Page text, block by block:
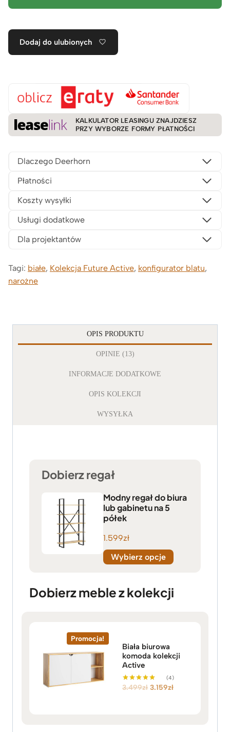
Dodaj do ulubionych
KALKULATOR LEASINGU ZNAJDZIESZ
PRZY WYBORZE FORMY PŁATNOŚCI
Dlaczego Deerhorn
Płatności
Koszty wysyłki
Usługi dodatkowe
Dla projektantów
Tagi: białe, Kolekcja Future Active, konfigurator blatu,
narożne
OPIS PRODUKTU
OPINIE (13)
INFORMACJE DODATKOWE
OPIS KOLEKCJI
WYSYŁKA
Dobierz regał
Modny regał do biura
lub gabinetu na 5
półek
1.599zł
Wybierz opcje
Dobierz meble z kolekcji
Promocja!
Biała biurowa
komoda kolekcji
Active
Oceniono
(4)
3.499zł P
3.159złA